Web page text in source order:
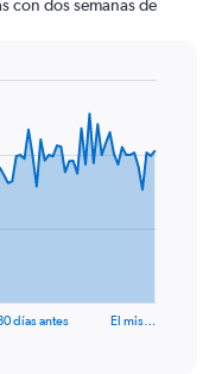
con dos semanas de
días antes El mis…